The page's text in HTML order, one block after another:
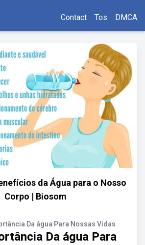
Contact Tos DMCA
da Água para o Nosso
Corpo | Biosom
Da água Para Nossas Vidas
Da água Para